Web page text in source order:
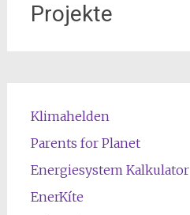
Projekte
Klimahelden
Parents for Planet
Energiesystem Kalkulator
EnerKíte